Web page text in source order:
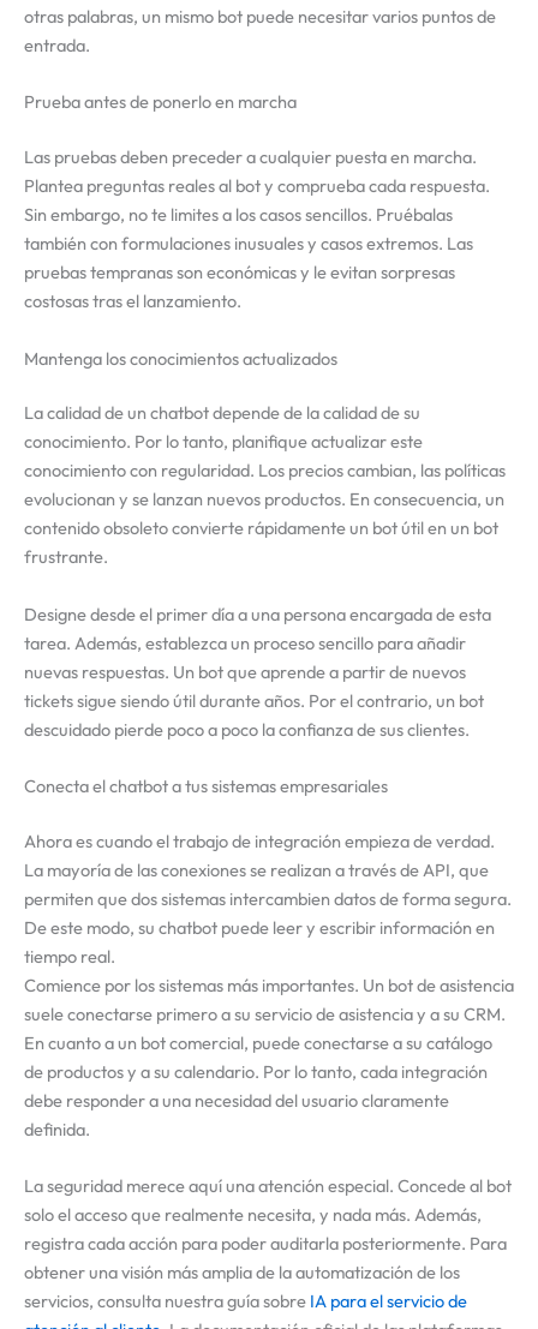
otras palabras, un mismo bot puede necesitar varios puntos de
entrada.
Prueba antes de ponerlo en marcha
Las pruebas deben preceder a cualquier puesta en marcha.
Plantea preguntas reales al bot y comprueba cada respuesta.
Sin embargo, no te limites a los casos sencillos. Pruébalas
también con formulaciones inusuales y casos extremos. Las
pruebas tempranas son económicas y le evitan sorpresas
costosas tras el lanzamiento.
Mantenga los conocimientos actualizados
La calidad de un chatbot depende de la calidad de su
conocimiento. Por lo tanto, planifique actualizar este
conocimiento con regularidad. Los precios cambian, las políticas
evolucionan y se lanzan nuevos productos. En consecuencia, un
contenido obsoleto convierte rápidamente un bot útil en un bot
frustrante.
Designe desde el primer día a una persona encargada de esta
tarea. Además, establezca un proceso sencillo para añadir
nuevas respuestas. Un bot que aprende a partir de nuevos
tickets sigue siendo útil durante años. Por el contrario, un bot
descuidado pierde poco a poco la confianza de sus clientes.
Conecta el chatbot a tus sistemas empresariales
Ahora es cuando el trabajo de integración empieza de verdad.
La mayoría de las conexiones se realizan a través de API, que
permiten que dos sistemas intercambien datos de forma segura.
De este modo, su chatbot puede leer y escribir información en
tiempo real.
Comience por los sistemas más importantes. Un bot de asistencia
suele conectarse primero a su servicio de asistencia y a su CRM.
En cuanto a un bot comercial, puede conectarse a su catálogo
de productos y a su calendario. Por lo tanto, cada integración
debe responder a una necesidad del usuario claramente
definida.
La seguridad merece aquí una atención especial. Concede al bot
solo el acceso que realmente necesita, y nada más. Además,
registra cada acción para poder auditarla posteriormente. Para
obtener una visión más amplia de la automatización de los
servicios, consulta nuestra guía sobre IA para el servicio de